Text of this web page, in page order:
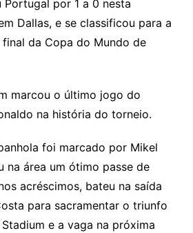
Portugal por 1 a 0 nesta
Dallas, e se classificou para a
da Copa do Mundo de
marcou o último jogo do
na história do torneio.
foi marcado por Mikel
na área um ótimo passe de
acréscimos, bateu na saída
para sacramentar o triunfo
e a vaga na próxima